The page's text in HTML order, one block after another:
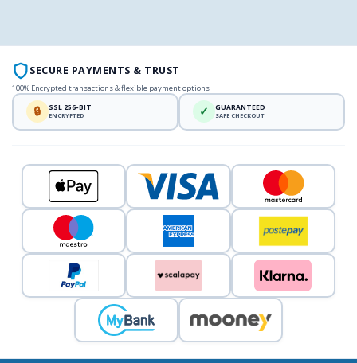
SECURE PAYMENTS & TRUST
100% Encrypted transactions & flexible payment options
🔒 SSL 256-BIT
ENCRYPTED ✓ GUARANTEED
SAFE CHECKOUT